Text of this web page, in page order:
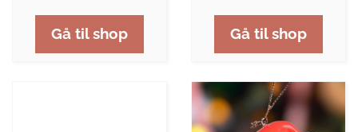
Gå til shop Gå til shop